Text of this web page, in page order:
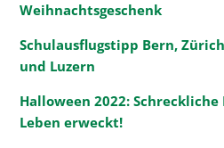
Weihnachtsgeschenk
Schulausflugstipp Bern,
und Luzern
Halloween 2022:
Leben erweckt!